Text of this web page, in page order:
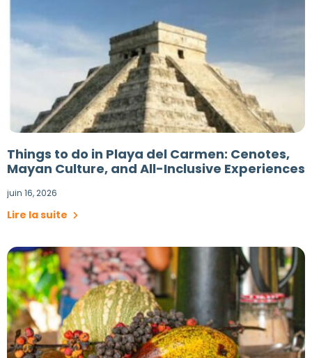
Things to do in Playa del Carmen: Cenotes,
Mayan Culture, and All-Inclusive Experiences
juin 16, 2026
Lire la suite